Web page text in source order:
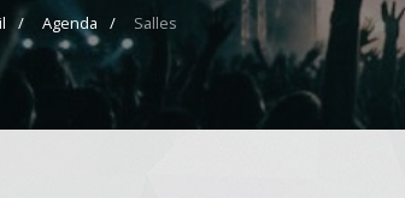
Agenda Salles